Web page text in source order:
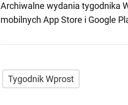
Archiwalne wydania tygodnika
mobilnych App Store i Google
Tygodnik Wprost